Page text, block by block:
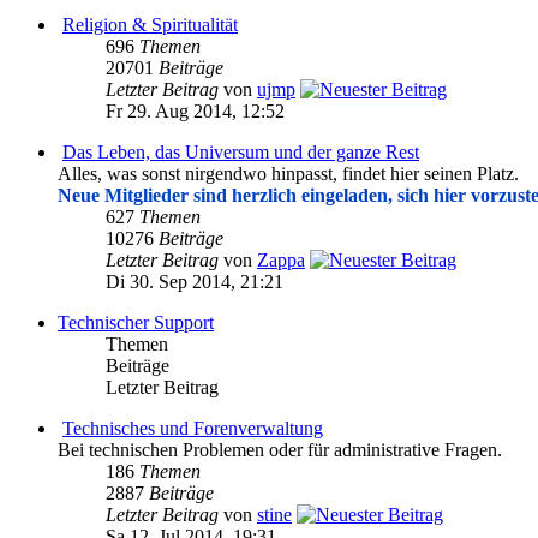
Religion & Spiritualität
696 Themen
20701 Beiträge
Letzter Beitrag von ujmp
Fr 29. Aug 2014, 12:52
Das Leben, das Universum und der ganze Rest
Alles, was sonst nirgendwo hinpasst, findet hier seinen Platz.
Neue Mitglieder sind herzlich eingeladen, sich hier
627 Themen
10276 Beiträge
Letzter Beitrag von Zappa
Di 30. Sep 2014, 21:21
Technischer Support
Themen
Beiträge
Letzter Beitrag
Technisches und Forenverwaltung
Bei technischen Problemen oder für administrative Fragen.
186 Themen
2887 Beiträge
Letzter Beitrag von stine